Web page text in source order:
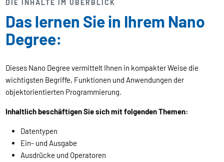
DIE INHALTE IM ÜBERBLICK
Das lernen Sie in Ihrem Nano
Degree:
Dieses Nano Degree vermittelt Ihnen in kompakter Weise die
wichtigsten Begriffe, Funktionen und Anwendungen der
objektorientierten Programmierung.
Inhaltlich beschäftigen Sie sich mit folgenden Themen:
Datentypen
Ein- und Ausgabe
Ausdrücke und Operatoren